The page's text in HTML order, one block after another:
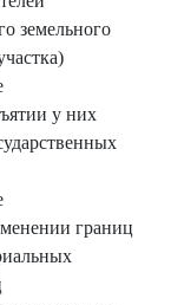
земельного
у них
границ